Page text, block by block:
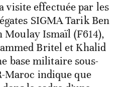
visite effectuée par les
SIGMA Tarik Ben
Moulay Ismaïl (F614),
Britel et Khalid
base militaire sous-
Maroc indique que